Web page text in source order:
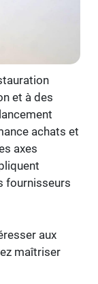
et à des
achats et
axes
fournisseurs
aux
maîtriser